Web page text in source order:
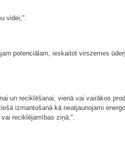
videi;".
potenciālam, ieskaitot virszemes
un reciklēšanai, vienā vai vairākos
izmantošanā kā neatjaunojami
reciklējamības ziņā;".